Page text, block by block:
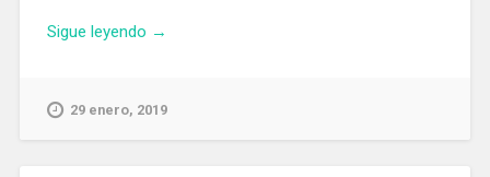
Sigue leyendo «Tres
gobierno
→
29 enero, 2019